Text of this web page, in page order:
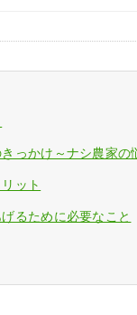
っかけ～ナシ農家の
ット
るために必要なこと